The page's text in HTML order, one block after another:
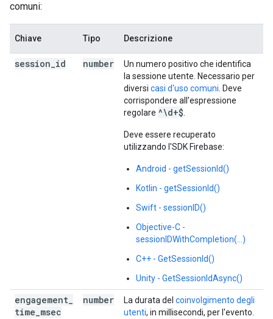
comuni:
Chiave Tipo Descrizione
session id number
Un numero positivo che identifica
la sessione utente. Necessario per
diversi casi d'uso comuni . Deve
corrispondere all'espressione
regolare ^\d+$
Deve essere recuperato
utilizzando l'SDK Firebase:
Android - getSessionId()
Kotlin - getSessionId()
Swift - sessionID()
Objective-C -
sessionIDWithCompletion(...)
C++ - GetSessionId()
Unity - GetSessionIdAsync()
engagement
time msec
number La durata del coinvolgimento degli
utenti, in millisecondi, per l'evento.